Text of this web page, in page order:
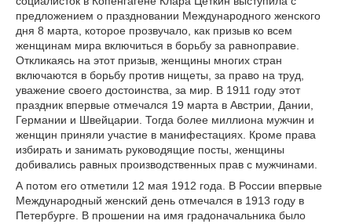
предложением о праздновании Международного женского
дня 8 марта, которое прозвучало, как призыв ко всем
женщинам мира включиться в борьбу за равноправие.
Откликаясь на этот призыв, женщины многих стран
включаются в борьбу против нищеты, за право на труд,
уважение своего достоинства, за мир. В 1911 году этот
праздник впервые отмечался 19 марта в Австрии, Дании,
Германии и Швейцарии. Тогда более миллиона мужчин и
женщин приняли участие в манифестациях. Кроме права
избирать и занимать руководящие посты, женщины
добивались равных производственных прав с мужчинами.
А потом его отметили 12 мая 1912 года. В России впервые
Международный женский день отмечался в 1913 году в
Петербурге. В прошении на имя градоначальника было